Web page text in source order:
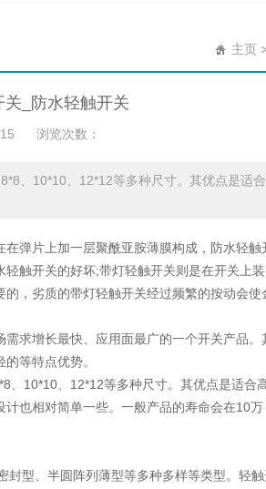
主页
_防水轻触开关
浏览次数：
、10*10、12*12等多种尺寸。其优点是适
弹片上加一层聚酰亚胺薄膜构成，防水轻触
触开关的好坏;带灯轻触开关则是在开关上
，劣质的带灯轻触开关经过频繁的按动会
需求增长最快、应用面最广的一个开关产品
等特点优势。
10*10、12*12等多种尺寸。其优点是适合
也相对简单一些。一般产品的寿命会在10
型、半圆阵列薄型等多种多样等类型。轻触